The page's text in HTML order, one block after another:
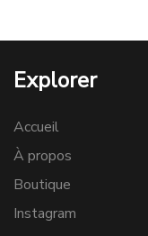
Explorer
Accueil
À propos
Boutique
Instagram